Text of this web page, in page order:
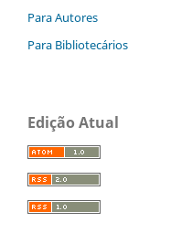
Para Autores
Para Bibliotecários
Edição Atual